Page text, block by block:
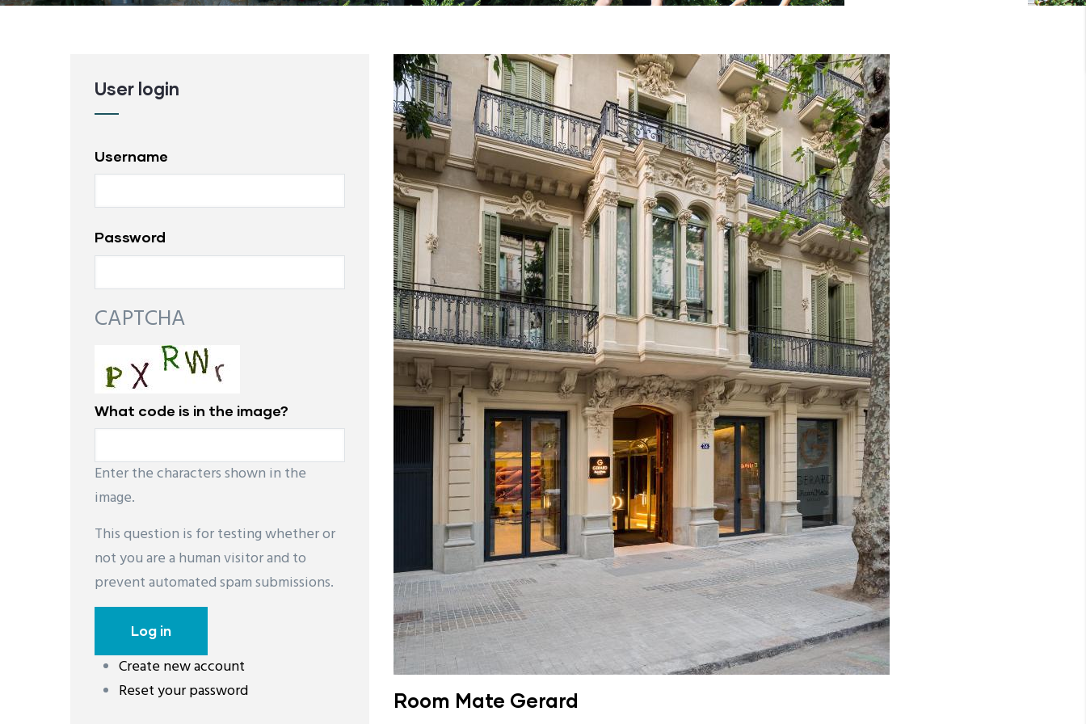
Room Mate Gerard
User login
Username
Password
CAPTCHA
What code is in the image?
Enter the characters shown in the
image.
This question is for testing whether or
not you are a human visitor and to
prevent automated spam submissions.
Create new account
Reset your password